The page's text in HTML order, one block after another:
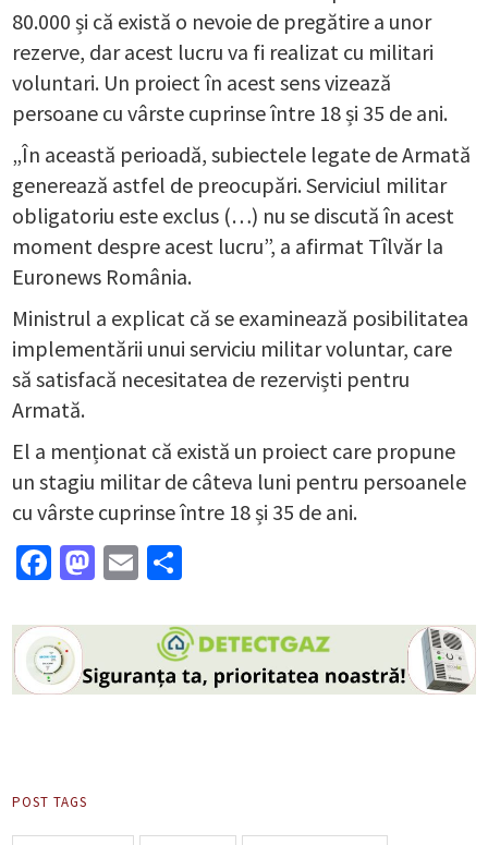
80.000 și că există o nevoie de pregătire a unor
rezerve, dar acest lucru va fi realizat cu militari
voluntari. Un proiect în acest sens vizează
persoane cu vârste cuprinse între 18 și 35 de ani.
„În această perioadă, subiectele legate de Armată
generează astfel de preocupări. Serviciul militar
obligatoriu este exclus (…) nu se discută în acest
moment despre acest lucru”, a afirmat Tîlvăr la
Euronews România.
Ministrul a explicat că se examinează posibilitatea
implementării unui serviciu militar voluntar, care
să satisfacă necesitatea de rezerviști pentru
Armată.
El a menționat că există un proiect care propune
un stagiu militar de câteva luni pentru persoanele
cu vârste cuprinse între 18 și 35 de ani.
Facebook
Mastodon
Email
POST TAGS